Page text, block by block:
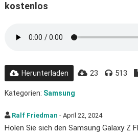
kostenlos
Herunterladen 23 513
Kategorien: Samsung
Ralf Friedman - April 22, 2024
Holen Sie sich den Samsung Galaxy Z